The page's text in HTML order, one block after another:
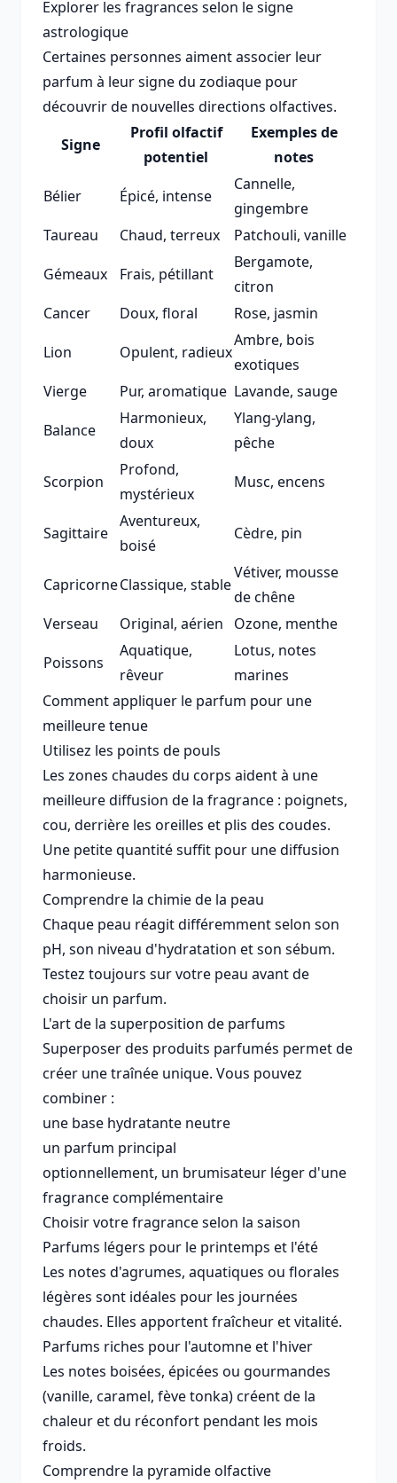
Explorer les fragrances selon le signe
astrologique
Certaines personnes aiment associer leur
parfum à leur signe du zodiaque pour
découvrir de nouvelles directions olfactives.
Signe
Profil olfactif
potentiel
Exemples de
notes
Bélier
Épicé, intense
Cannelle,
gingembre
Taureau
Chaud, terreux
Patchouli, vanille
Gémeaux
Frais, pétillant
Bergamote,
citron
Cancer
Doux, floral
Rose, jasmin
Lion
Opulent, radieux
Ambre, bois
exotiques
Vierge
Pur, aromatique Lavande, sauge
Balance
Harmonieux,
doux
Ylang-ylang,
pêche
Scorpion
Profond,
mystérieux
Musc, encens
Sagittaire
Aventureux,
boisé
Cèdre, pin
CapricorneClassique, stable
Vétiver, mousse
de chêne
Verseau
Original, aérien
Ozone, menthe
Poissons
Aquatique,
rêveur
Lotus, notes
marines
Comment appliquer le parfum pour une
meilleure tenue
Utilisez les points de pouls
Les zones chaudes du corps aident à une
meilleure diffusion de la fragrance : poignets,
cou, derrière les oreilles et plis des coudes.
Une petite quantité suffit pour une diffusion
harmonieuse.
Comprendre la chimie de la peau
Chaque peau réagit différemment selon son
pH, son niveau d'hydratation et son sébum.
Testez toujours sur votre peau avant de
choisir un parfum.
L'art de la superposition de parfums
Superposer des produits parfumés permet de
créer une traînée unique. Vous pouvez
combiner :
une base hydratante neutre
un parfum principal
optionnellement, un brumisateur léger d'une
fragrance complémentaire
Choisir votre fragrance selon la saison
Parfums légers pour le printemps et l'été
Les notes d'agrumes, aquatiques ou florales
légères sont idéales pour les journées
chaudes. Elles apportent fraîcheur et vitalité.
Parfums riches pour l'automne et l'hiver
Les notes boisées, épicées ou gourmandes
(vanille, caramel, fève tonka) créent de la
chaleur et du réconfort pendant les mois
froids.
Comprendre la pyramide olfactive